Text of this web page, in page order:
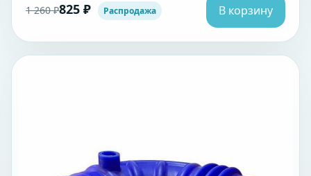
1 260 ₽825 ₽ Распродажа В корзину